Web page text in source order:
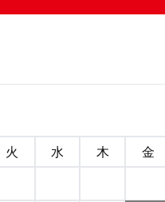
火 水 木 金